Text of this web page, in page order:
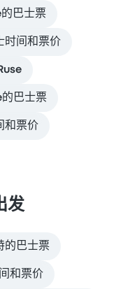
巴士票
时间和票价
巴士票
和票价
发
的巴士票
和票价